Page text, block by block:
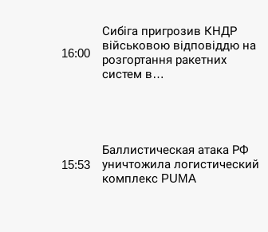
16:00
Сибіга пригрозив КНДР
військовою відповіддю на
розгортання ракетних
систем в…
15:53
Баллистическая атака РФ
уничтожила логистический
комплекс PUMA